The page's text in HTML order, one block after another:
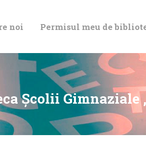
noi Permisul meu de
Școlii Gimnaziale
DE
CATALOAGE
COLECȚII